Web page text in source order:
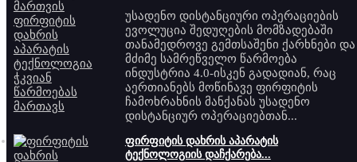
უსადენო დისტანციური ოპერაციების
ევოლუცია შედუღების მომზადებაში
თანამედროვე გემთსაშენი ქარხნები და
მძიმე სამრეწველო წარმოება
ინდუსტრია 4.0-ისკენ გადადიან, რაც
აერთიანებს მოწინავე ფირფიტის
ჩამოხრახნის მანქანას უსადენო
დისტანციურ ოპერაციებთან...
ფირფიტის დახრის აპარატის
ტექნოლოგიის დაჩქარება...